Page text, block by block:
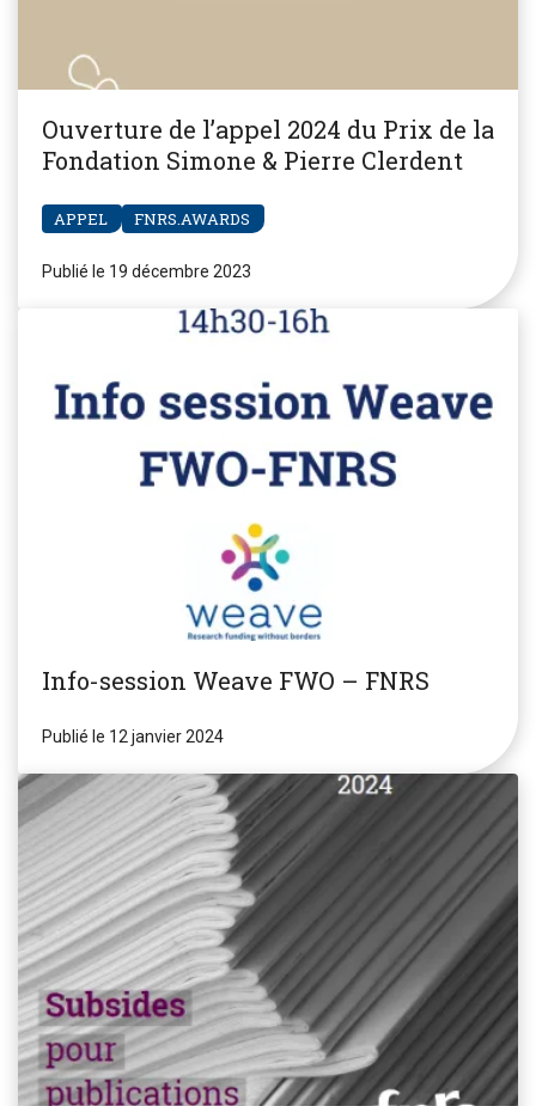
Ouverture de l’appel 2024 du Prix de la
Fondation Simone & Pierre Clerdent
APPEL FNRS.AWARDS
Publié le 19 décembre 2023
Info-session Weave FWO – FNRS
Publié le 12 janvier 2024